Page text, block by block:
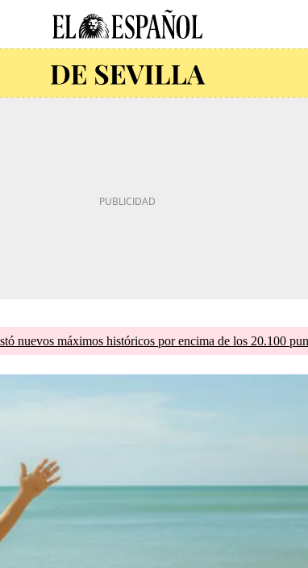
nuevos máximos históricos por encima de los 20.100